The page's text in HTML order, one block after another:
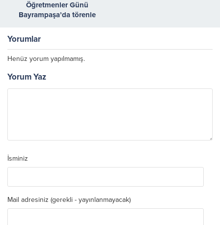
Öğretmenler Günü
Bayrampaşa’da törenle
Yorumlar
Henüz yorum yapılmamış.
Yorum Yaz
İsminiz
Mail adresiniz (gerekli - yayınlanmayacak)